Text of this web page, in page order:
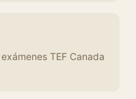
TEF Canada